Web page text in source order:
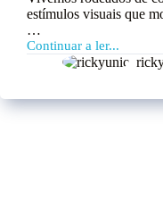
estímulos visuais que
…
Continuar a ler...